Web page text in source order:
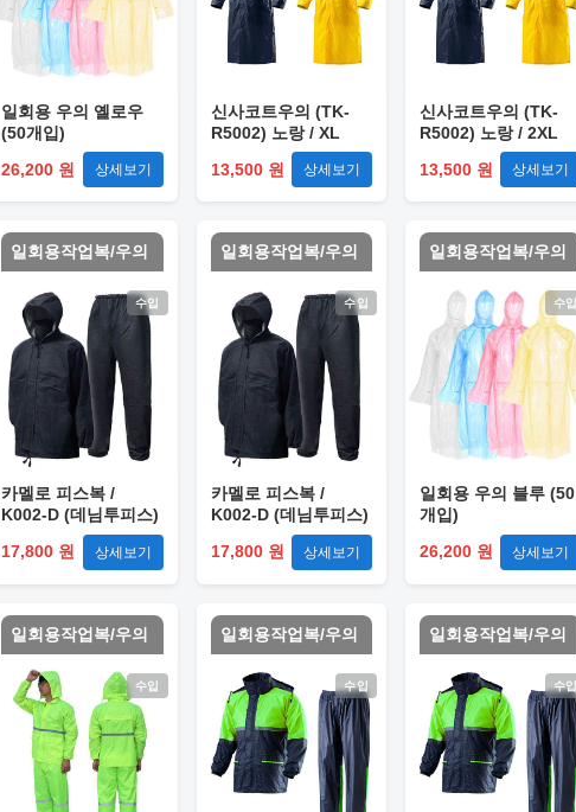
일회용 우의 옐로우
(50개입)
26,200 원
상세보기
신사코트우의 (TK-
R5002) 노랑 / XL
13,500 원
상세보기
신사코트우의 (TK-
R5002) 노랑 / 2XL
13,500 원
상세보기
일회용작업복/우의
수입
카멜로 피스복 /
K002-D (데님투피스)
17,800 원
상세보기
일회용작업복/우의
수입
카멜로 피스복 /
K002-D (데님투피스)
17,800 원
상세보기
일회용작업복/우의
수입
일회용 우의 블루 (50
개입)
26,200 원
상세보기
일회용작업복/우의
수입
일회용작업복/우의
수입
일회용작업복/우의
수입